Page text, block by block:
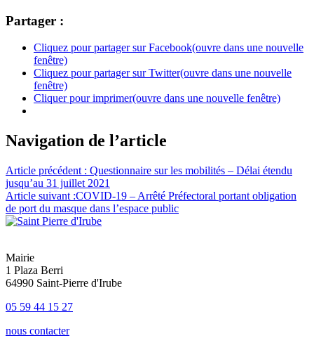
Partager :
Cliquez pour partager sur Facebook(ouvre dans une nouvelle
fenêtre)
Cliquez pour partager sur Twitter(ouvre dans une nouvelle
fenêtre)
Cliquer pour imprimer(ouvre dans une nouvelle fenêtre)
Navigation de l’article
Article précédent : Questionnaire sur les mobilités – Délai étendu
jusqu’au 31 juillet 2021
Article suivant :COVID-19 – Arrêté Préfectoral portant obligation
de port du masque dans l’espace public
Mairie
1 Plaza Berri
64990 Saint-Pierre d'Irube
05 59 44 15 27
nous contacter